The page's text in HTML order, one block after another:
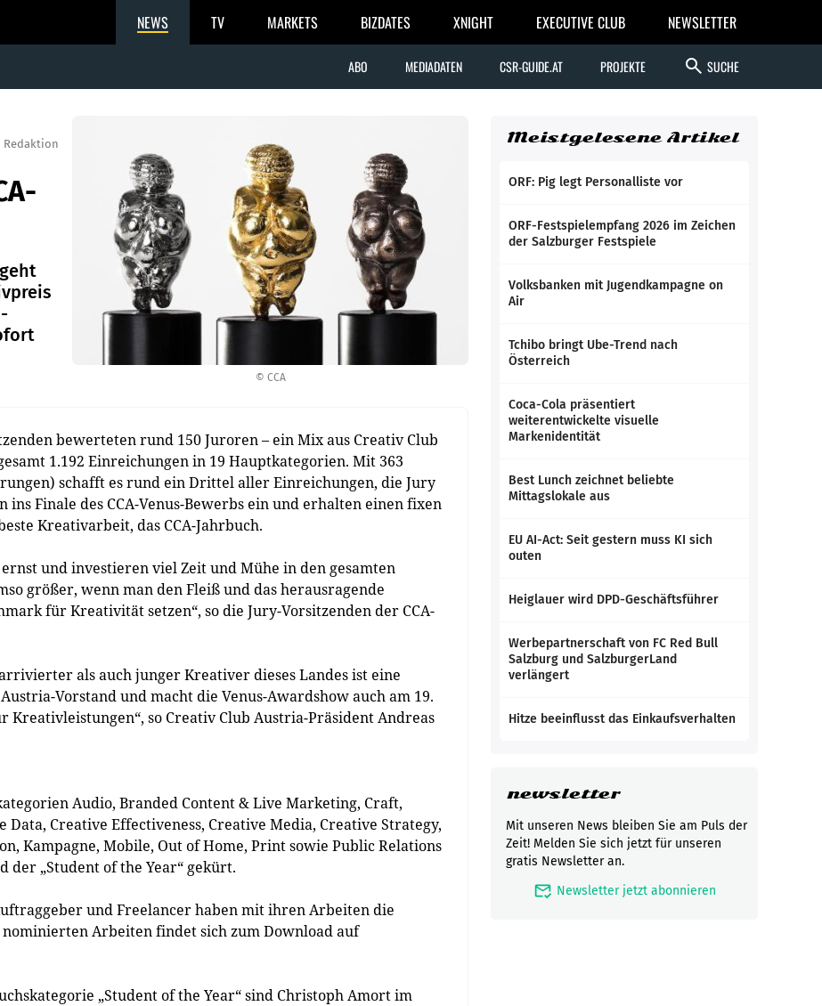
NEWS TV MARKETS BIZDATES XNIGHT EXECUTIVE CLUB NEWSLETTER
ABO MEDIADATEN CSR-GUIDE.AT PROJEKTE search SUCHE
© CCA
Redaktion
bewerteten rund 150 Juroren – ein Mix aus Creativ Club
1.192 Einreichungen in 19 Hauptkategorien. Mit 363
schafft es rund ein Drittel aller Einreichungen, die Jury
Finale des CCA-Venus-Bewerbs ein und erhalten einen fixen
Kreativarbeit, das CCA-Jahrbuch.
und investieren viel Zeit und Mühe in den gesamten
größer, wenn man den Fleiß und das herausragende
für Kreativität setzen“, so die Jury-Vorsitzenden der CCA-
als auch junger Kreativer dieses Landes ist eine
Vorstand und macht die Venus-Awardshow auch am 19.
so Creativ Club Austria-Präsident Andreas
Audio, Branded Content & Live Marketing, Craft,
Creative Effectiveness, Creative Media, Creative Strategy,
Kampagne, Mobile, Out of Home, Print sowie Public Relations
„Student of the Year“ gekürt.
und Freelancer haben mit ihren Arbeiten die
nominierten Arbeiten findet sich zum Download auf
„Student of the Year“ sind Christoph Amort im
Meistgelesene Artikel
ORF: Pig legt Personalliste vor
ORF-Festspielempfang 2026 im Zeichen
der Salzburger Festspiele
Volksbanken mit Jugendkampagne on
Air
Tchibo bringt Ube-Trend nach
Österreich
Coca-Cola präsentiert
weiterentwickelte visuelle
Markenidentität
Best Lunch zeichnet beliebte
Mittagslokale aus
EU AI-Act: Seit gestern muss KI sich
outen
Heiglauer wird DPD-Geschäftsführer
Werbepartnerschaft von FC Red Bull
Salzburg und SalzburgerLand
verlängert
Hitze beeinflusst das Einkaufsverhalten
newsletter
Mit unseren News bleiben Sie am Puls der
Zeit! Melden Sie sich jetzt für unseren
gratis Newsletter an.
mark_email_read Newsletter jetzt abonnieren